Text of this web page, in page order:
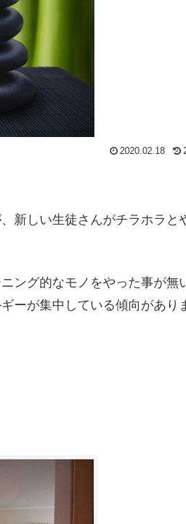
2020.02.18
新しい生徒さんがチラホラと
ング的なモノをやった事が無
ーが集中している傾向があり